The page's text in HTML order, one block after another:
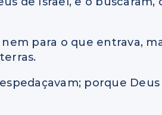
para o que entrava,
porque Deus